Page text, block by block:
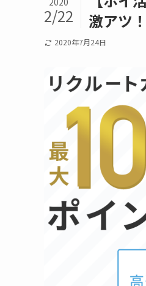
激アツ
2/22
2020年7月24日